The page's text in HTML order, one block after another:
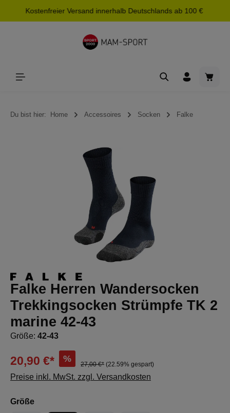
springen
Kostenfreier Versand innerhalb Deutschlands ab 100 €
Du bist hier: Home Accessoires Socken Falke
Bildergalerie überspringen
Falke Herren Wandersocken
Trekkingsocken Strümpfe TK 2
marine 42-43
Größe: 42-43
20,90 €* %
27,00 €* (22.59% gespart)
Preise inkl. MwSt. zzgl. Versandkosten
Größeauswählen